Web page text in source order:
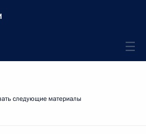
следующие материалы